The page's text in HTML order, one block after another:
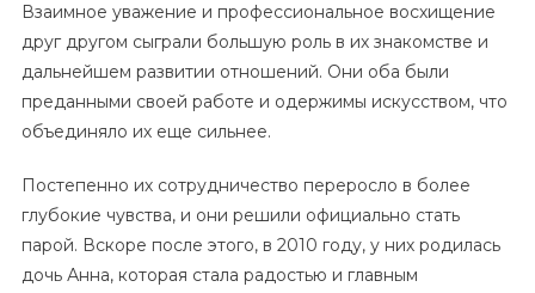
Взаимное уважение и профессиональное восхищение
друг другом сыграли большую роль в их знакомстве и
дальнейшем развитии отношений. Они оба были
преданными своей работе и одержимы искусством, что
объединяло их еще сильнее.
Постепенно их сотрудничество переросло в более
глубокие чувства, и они решили официально стать
парой. Вскоре после этого, в 2010 году, у них родилась
дочь Анна, которая стала радостью и главным